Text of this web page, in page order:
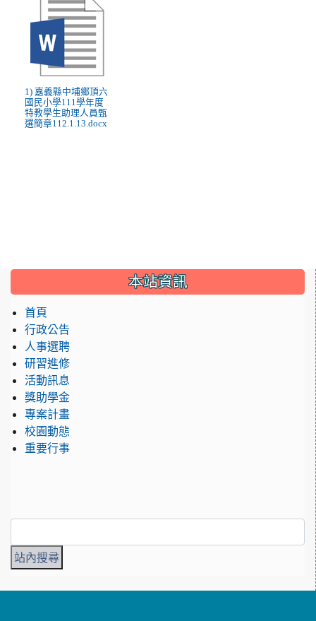
1) 嘉義縣中埔鄉頂六
國民小學111學年度
特教學生助理人員甄
選簡章112.1.13.docx
::: 本站資訊
首頁
行政公告
人事選聘
研習進修
活動訊息
獎助學金
專案計畫
校園動態
重要行事